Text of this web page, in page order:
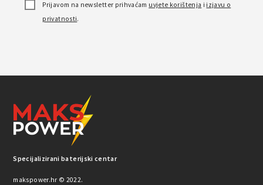
Prijavom na newsletter prihvaćam uvjete korištenja i izjavu o
privatnosti.
Specijalizirani baterijski centar
makspower.hr © 2022.